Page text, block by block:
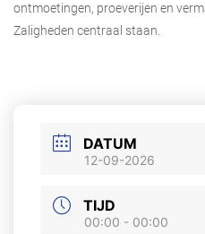
ontmoetingen, proeverijen en
Zaligheden centraal staan.
DATUM
12-09-2026
TIJD
00:00 - 00:00